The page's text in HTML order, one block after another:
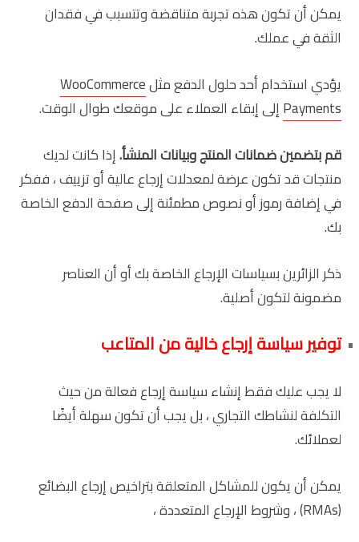
يمكن أن تكون هذه تجربة متناقضة وتتسبب في فقدان
الثقة في عملك.
يؤدي استخدام أحد حلول الدفع مثلWooCommerce
Paymentsإلى إبقاء العملاء على موقعك طوال الوقت.
قم بتضمين ضمانات المنتج وبيانات المنشأ.إذا كانت لديك
منتجات قد تكون عرضة لمعدلات إرجاع عالية أو تزييف ، ففكر
في إضافة رموز أو نصوص مطمئنة إلى صفحة الدفع الخاصة
بك.
ذكر الزائرين بسياسات الإرجاع الخاصة بك أو أن العناصر
مضمونة لتكون أصلية.
توفير سياسة إرجاع خالية من المتاعب
لا يجب عليك فقط إنشاء سياسة إرجاع فعالة من حيث
التكلفة لنشاطك التجاري ، بل يجب أن تكون سهلة أيضًا
لعملائك.
يمكن أن يكون للمشاكل المتعلقة بتراخيص إرجاع البضائع
(RMAs) ، وشروط الإرجاع المتعددة ،